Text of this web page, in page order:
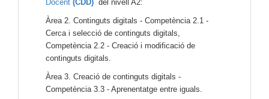
Docent (CDD) del nivell A2:
Àrea 2. Continguts digitals - Competència 2.1 -
Cerca i selecció de continguts digitals,
Competència 2.2 - Creació i modificació de
continguts digitals.
Àrea 3. Creació de continguts digitals -
Competència 3.3 - Aprenentatge entre iguals.